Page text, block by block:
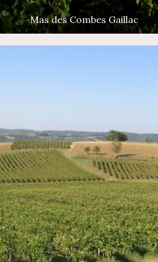
Mas des Combes Gaillac